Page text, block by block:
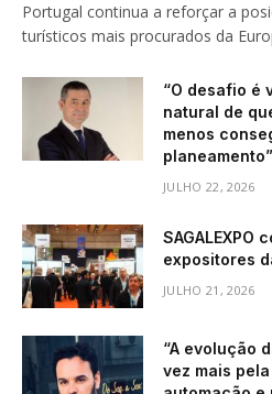
Portugal continua a reforçar a
turísticos mais procurados da
“O desafio é
natural de
menos
planeamento”
JULHO 22, 2026
SAGALEXPO
expositores
JULHO 21, 2026
“A evolução
vez mais